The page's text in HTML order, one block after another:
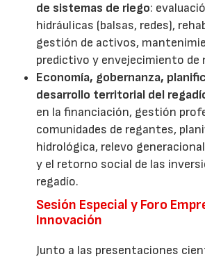
de sistemas de riego:
hidráulicas (balsas, redes),
gestión de activos,
predictivo y envejecimiento de
Economía, gobernanza,
desarrollo territorial del
en la financiación, gestión
comunidades de regantes,
hidrológica, relevo
y el retorno social de las
regadío.
Sesión Especial y Foro
Innovación
Junto a las presentaciones